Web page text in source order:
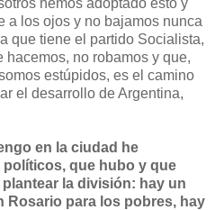
a los ojos y no bajamos nunca
que tiene el partido Socialista,
no robamos y que,
estúpidos, es el camino
el desarrollo de Argentina,
en la ciudad he
que hubo y que
plantear la división: hay un
Rosario para los pobres, hay